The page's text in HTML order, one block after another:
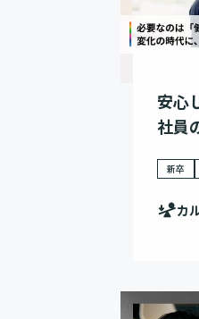
安心
社員
新卒
カ